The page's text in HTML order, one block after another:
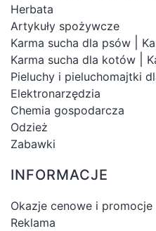
Herbata
Artykuły spożywcze
Karma sucha dla psów
Karma sucha dla kotów
Pieluchy i pieluchomajtki
Elektronarzędzia
Chemia gospodarcza
Odzież
Zabawki
INFORMACJE
Okazje cenowe i promocje
Reklama